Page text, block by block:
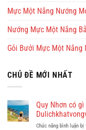
Mực Một Nắng Nướng
Nướng Mực Một Nắng
Gỏi Bưởi Mực Một Nắng
CHỦ ĐỀ MỚI NHẤT
Quy Nhơn có
Chức năng bình luận bị